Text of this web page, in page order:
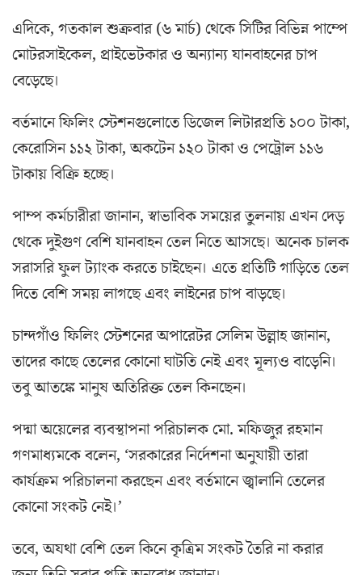
এদিকে, গতকাল শুক্রবার (৬ মার্চ) থেকে সিটির বিভিন্ন পাম্পে
মোটরসাইকেল, প্রাইভেটকার ও অন্যান্য যানবাহনের চাপ
বেড়েছে।
বর্তমানে ফিলিং স্টেশনগুলোতে ডিজেল লিটারপ্রতি ১০০ টাকা,
কেরোসিন ১১২ টাকা, অকটেন ১২০ টাকা ও পেট্রোল ১১৬
টাকায় বিক্রি হচ্ছে।
পাম্প কর্মচারীরা জানান, স্বাভাবিক সময়ের তুলনায় এখন দেড়
থেকে দুইগুণ বেশি যানবাহন তেল নিতে আসছে। অনেক চালক
সরাসরি ফুল ট্যাংক করতে চাইছেন। এতে প্রতিটি গাড়িতে তেল
দিতে বেশি সময় লাগছে এবং লাইনের চাপ বাড়ছে।
চান্দগাঁও ফিলিং স্টেশনের অপারেটর সেলিম উল্লাহ জানান,
তাদের কাছে তেলের কোনো ঘাটতি নেই এবং মূল্যও বাড়েনি।
তবু আতঙ্কে মানুষ অতিরিক্ত তেল কিনছেন।
পদ্মা অয়েলের ব্যবস্থাপনা পরিচালক মো. মফিজুর রহমান
গণমাধ্যমকে বলেন, ‘সরকারের নির্দেশনা অনুযায়ী তারা
কার্যক্রম পরিচালনা করছেন এবং বর্তমানে জ্বালানি তেলের
কোনো সংকট নেই।’
তবে, অযথা বেশি তেল কিনে কৃত্রিম সংকট তৈরি না করার